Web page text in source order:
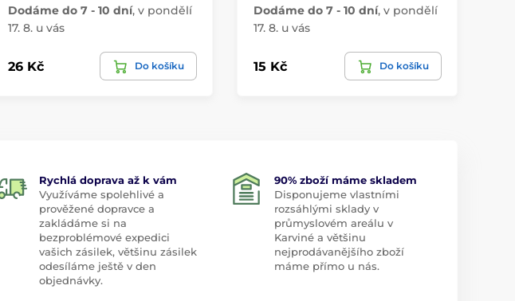
Dodáme do 7 - 10 dní, v pondělí
17. 8. u vás
26 Kč Do košíku
Dodáme do 7 - 10 dní, v pondělí
17. 8. u vás
15 Kč Do košíku
Rychlá doprava až k vám
Využíváme spolehlivé a
prověžené dopravce a
zakládáme si na
bezproblémové expedici
vašich zásilek, většinu zásilek
odesíláme ještě v den
objednávky.
90% zboží máme skladem
Disponujeme vlastními
rozsáhlými sklady v
průmyslovém areálu v
Karviné a většinu
nejprodávanějšího zboží
máme přímo u nás.